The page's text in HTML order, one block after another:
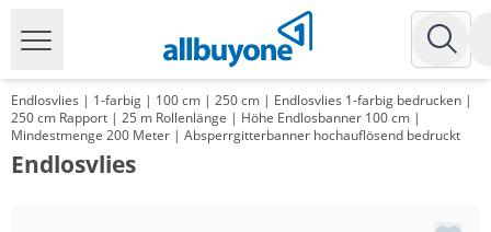
Endlosvlies | 1-farbig | 100 cm | 250 cm | Endlosvlies 1-farbig bedrucken |
250 cm Rapport | 25 m Rollenlänge | Höhe Endlosbanner 100 cm |
Mindestmenge 200 Meter | Absperrgitterbanner hochauflösend bedruckt
Endlosvlies